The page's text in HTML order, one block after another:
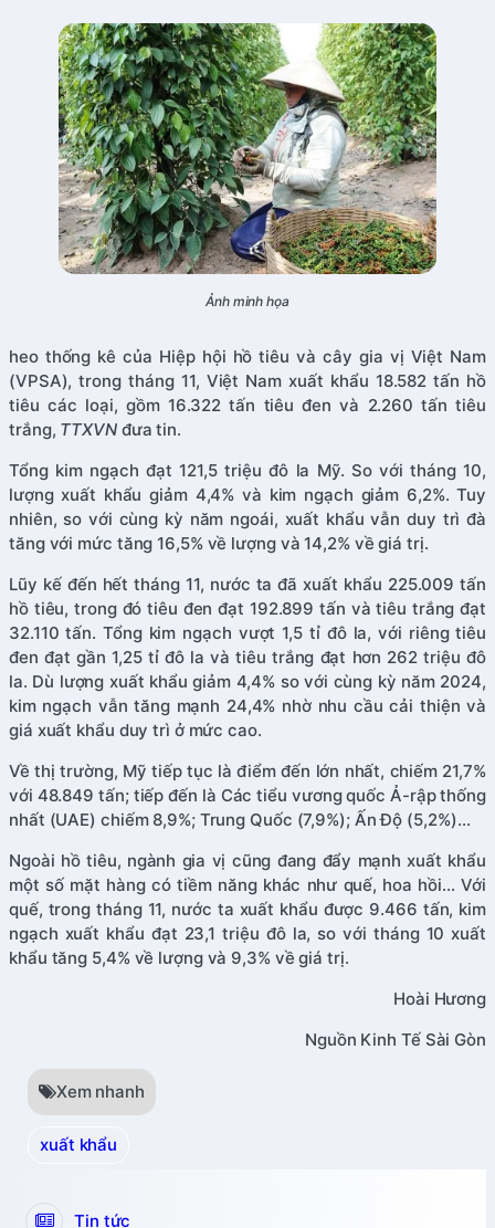
Ảnh minh họa
heo thống kê của Hiệp hội hồ tiêu và cây gia vị Việt Nam
(VPSA), trong tháng 11, Việt Nam xuất khẩu 18.582 tấn hồ
tiêu các loại, gồm 16.322 tấn tiêu đen và 2.260 tấn tiêu
trắng, TTXVN đưa tin.
Tổng kim ngạch đạt 121,5 triệu đô la Mỹ. So với tháng 10,
lượng xuất khẩu giảm 4,4% và kim ngạch giảm 6,2%. Tuy
nhiên, so với cùng kỳ năm ngoái, xuất khẩu vẫn duy trì đà
tăng với mức tăng 16,5% về lượng và 14,2% về giá trị.
Lũy kế đến hết tháng 11, nước ta đã xuất khẩu 225.009 tấn
hồ tiêu, trong đó tiêu đen đạt 192.899 tấn và tiêu trắng đạt
32.110 tấn. Tổng kim ngạch vượt 1,5 tỉ đô la, với riêng tiêu
đen đạt gần 1,25 tỉ đô la và tiêu trắng đạt hơn 262 triệu đô
la. Dù lượng xuất khẩu giảm 4,4% so với cùng kỳ năm 2024,
kim ngạch vẫn tăng mạnh 24,4% nhờ nhu cầu cải thiện và
giá xuất khẩu duy trì ở mức cao.
Về thị trường, Mỹ tiếp tục là điểm đến lớn nhất, chiếm 21,7%
với 48.849 tấn; tiếp đến là Các tiểu vương quốc Ả-rập thống
nhất (UAE) chiếm 8,9%; Trung Quốc (7,9%); Ấn Độ (5,2%)…
Ngoài hồ tiêu, ngành gia vị cũng đang đẩy mạnh xuất khẩu
một số mặt hàng có tiềm năng khác như quế, hoa hồi… Với
quế, trong tháng 11, nước ta xuất khẩu được 9.466 tấn, kim
ngạch xuất khẩu đạt 23,1 triệu đô la, so với tháng 10 xuất
khẩu tăng 5,4% về lượng và 9,3% về giá trị.
Hoài Hương
Nguồn Kinh Tế Sài Gòn
Xem nhanh
xuất khẩu
Tin tức